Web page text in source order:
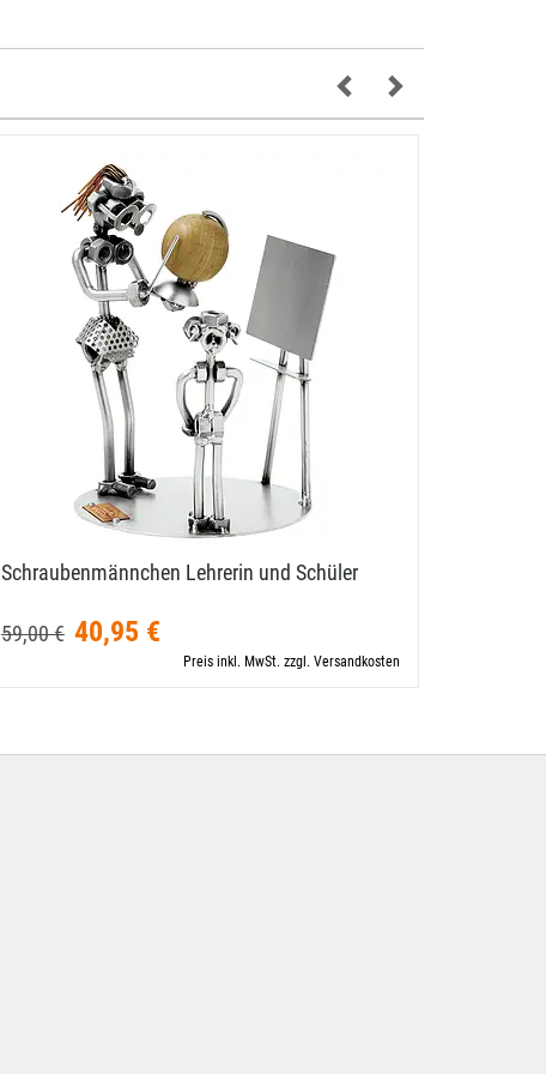
Schraubenmännchen Lehrerin und Schüler
59,00 € 40,95 €
Preis inkl. MwSt. zzgl. Versandkosten